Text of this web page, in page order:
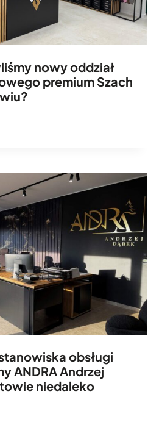
nowy oddział
premium Szach
obsługi
ANDRA Andrzej
niedaleko